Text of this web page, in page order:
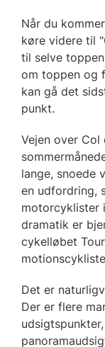
Når du
køre videre til
til selve
om toppen og
kan gå det
punkt.
Vejen over Col
lange, snoede
en udfordring,
motorcyklister
dramatik er
cykelløbet
Det er
Der er flere